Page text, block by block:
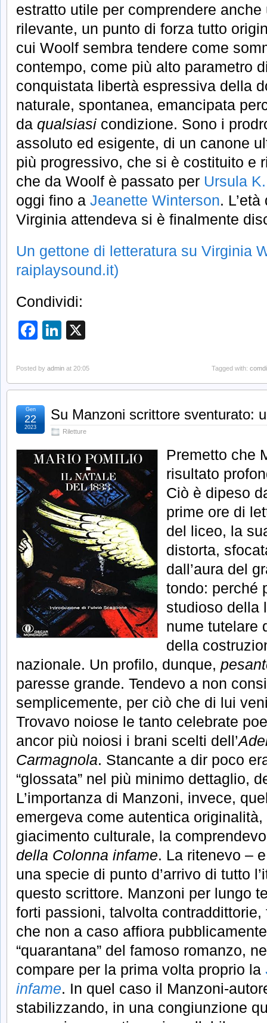
estratto utile per comprendere
rilevante, un punto di forza tutto
cui Woolf sembra tendere come
contempo, come più alto parametro
conquistata libertà espressiva della
naturale, spontanea, emancipata
da qualsiasi condizione. Sono i
assoluto ed esigente, di un canone
più progressivo, che si è costituito e
che da Woolf è passato per Ursula
oggi fino a Jeanette Winterson.
Virginia attendeva si è finalmente
Un gettone di letteratura su Virginia
raiplaysound.it)
Condividi:
Facebook
LinkedIn
Posted by admin at 20:05 Tagged with:
Su Manzoni scrittore sventurato:
Riletture
Gen
22
2023
Premetto che
risultato
Ciò è dipeso
prime ore di
del liceo, la
distorta,
dall’aura del
tondo: perché
studioso della
nume tutelare
della
nazionale. Un profilo, dunque,
paresse grande. Tendevo a non
semplicemente, per ciò che di lui
Trovavo noiose le tanto celebrate
ancor più noiosi i brani scelti dell’
Carmagnola. Stancante a dir poco
“glossata” nel più minimo dettaglio,
L’importanza di Manzoni, invece,
emergeva come autentica
giacimento culturale, la
della Colonna infame. La ritenevo –
una specie di punto d’arrivo di tutto
questo scrittore. Manzoni per lungo
forti passioni, talvolta
che non a caso affiora
“quarantana” del famoso romanzo,
compare per la prima volta proprio la
infame. In quel caso il Manzoni-
stabilizzando, in una congiunzione